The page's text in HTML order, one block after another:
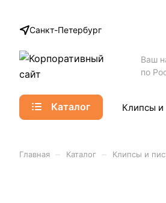
Санкт-Петербург
Ваш
по
Каталог Клипсы и
Главная Каталог Клипсы и